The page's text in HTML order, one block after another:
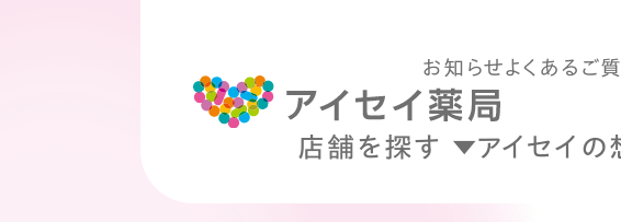
お知らせよくあるご
店舗を探す アイセイの